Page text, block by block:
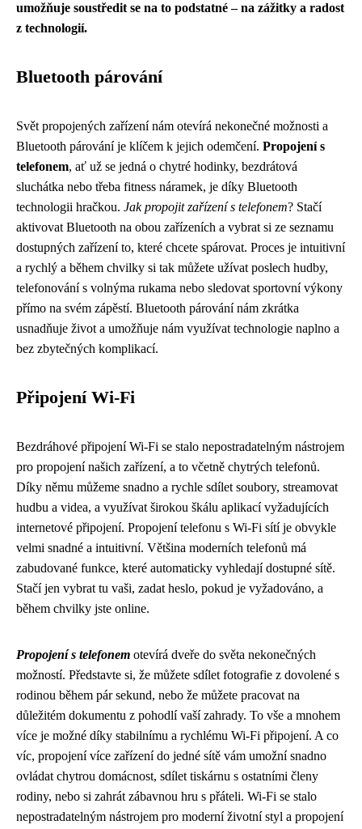
umožňuje soustředit se na to podstatné – na zážitky a radost
z technologií.
Bluetooth párování
Svět propojených zařízení nám otevírá nekonečné možnosti a
Bluetooth párování je klíčem k jejich odemčení. Propojení s
telefonem, ať už se jedná o chytré hodinky, bezdrátová
sluchátka nebo třeba fitness náramek, je díky Bluetooth
technologii hračkou. Jak propojit zařízení s telefonem? Stačí
aktivovat Bluetooth na obou zařízeních a vybrat si ze seznamu
dostupných zařízení to, které chcete spárovat. Proces je intuitivní
a rychlý a během chvilky si tak můžete užívat poslech hudby,
telefonování s volnýma rukama nebo sledovat sportovní výkony
přímo na svém zápěstí. Bluetooth párování nám zkrátka
usnadňuje život a umožňuje nám využívat technologie naplno a
bez zbytečných komplikací.
Připojení Wi-Fi
Bezdráhové připojení Wi-Fi se stalo nepostradatelným nástrojem
pro propojení našich zařízení, a to včetně chytrých telefonů.
Díky němu můžeme snadno a rychle sdílet soubory, streamovat
hudbu a videa, a využívat širokou škálu aplikací vyžadujících
internetové připojení. Propojení telefonu s Wi-Fi sítí je obvykle
velmi snadné a intuitivní. Většina moderních telefonů má
zabudované funkce, které automaticky vyhledají dostupné sítě.
Stačí jen vybrat tu vaši, zadat heslo, pokud je vyžadováno, a
během chvilky jste online.
Propojení s telefonem otevírá dveře do světa nekonečných
možností. Představte si, že můžete sdílet fotografie z dovolené s
rodinou během pár sekund, nebo že můžete pracovat na
důležitém dokumentu z pohodlí vaší zahrady. To vše a mnohem
více je možné díky stabilnímu a rychlému Wi-Fi připojení. A co
víc, propojení více zařízení do jedné sítě vám umožní snadno
ovládat chytrou domácnost, sdílet tiskárnu s ostatními členy
rodiny, nebo si zahrát zábavnou hru s přáteli. Wi-Fi se stalo
nepostradatelným nástrojem pro moderní životní styl a propojení